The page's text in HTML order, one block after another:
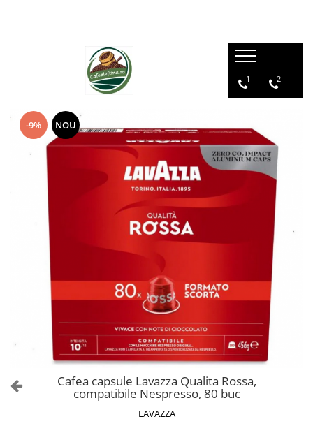
1 2
-9% NOU
Cafea capsule Lavazza Qualita Rossa,
compatibile Nespresso, 80 buc
LAVAZZA